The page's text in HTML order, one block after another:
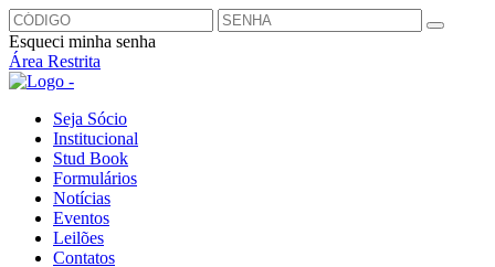
Esqueci minha senha
Área Restrita
Seja Sócio
Institucional
Stud Book
Formulários
Notícias
Eventos
Leilões
Contatos